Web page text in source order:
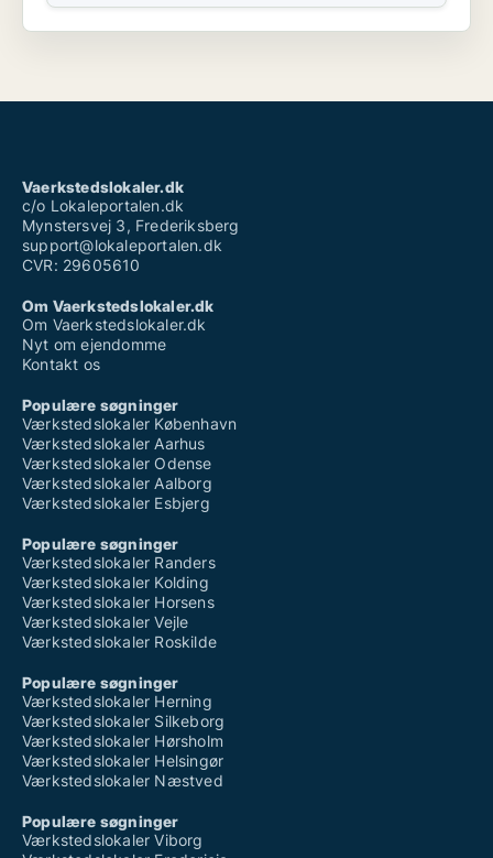
Vaerkstedslokaler.dk
c/o Lokaleportalen.dk
Mynstersvej 3, Frederiksberg
support@lokaleportalen.dk
CVR: 29605610
Om Vaerkstedslokaler.dk
Om Vaerkstedslokaler.dk
Nyt om ejendomme
Kontakt os
Populære søgninger
Værkstedslokaler København
Værkstedslokaler Aarhus
Værkstedslokaler Odense
Værkstedslokaler Aalborg
Værkstedslokaler Esbjerg
Populære søgninger
Værkstedslokaler Randers
Værkstedslokaler Kolding
Værkstedslokaler Horsens
Værkstedslokaler Vejle
Værkstedslokaler Roskilde
Populære søgninger
Værkstedslokaler Herning
Værkstedslokaler Silkeborg
Værkstedslokaler Hørsholm
Værkstedslokaler Helsingør
Værkstedslokaler Næstved
Populære søgninger
Værkstedslokaler Viborg